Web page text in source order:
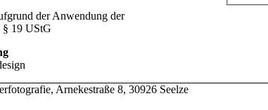
der Anwendung der
§ 19 UStG
Arnekestraße 8, 30926 Seelze